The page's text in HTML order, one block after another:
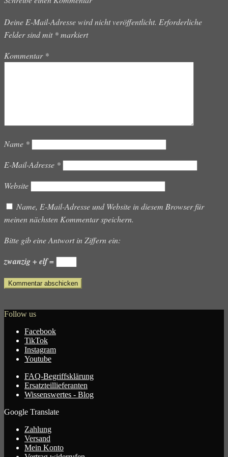
Deine E-Mail-Adresse wird nicht veröffentlicht. Erforderliche
Felder sind mit *markiert
Kommentar *
Name *
E-Mail-Adresse *
Website
Name, E-Mail-Adresse und Website in diesem Browser für
meinen nächsten Kommentar speichern.
Bitte gib eine Antwort in Ziffern ein:
zwanzig + elf =
Follow us
Facebook
TikTok
Instagram
Youtube
FAQ-Begriffsklärung
Ersatzteillieferanten
Wissenswertes - Blog
Google Translate
Zahlung
Versand
Mein Konto